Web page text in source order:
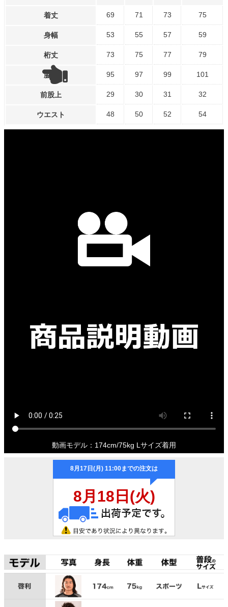
着丈 69 71 73 75
身幅 53 55 57 59
桁丈 73 75 77 79
脇丈 95 97 99 101
前股上 29 30 31 32
ウエスト 48 50 52 54
動画モデル：174cm/75kg Lサイズ着用